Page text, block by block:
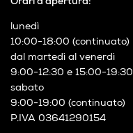
Orari d'apertura:
lunedì
10:00-18:00 (continuato)
dal martedì al venerdì
9:00-12:30 e 15:00-19:30
sabato
9:00-19:00 (continuato)
P.IVA 03641290154